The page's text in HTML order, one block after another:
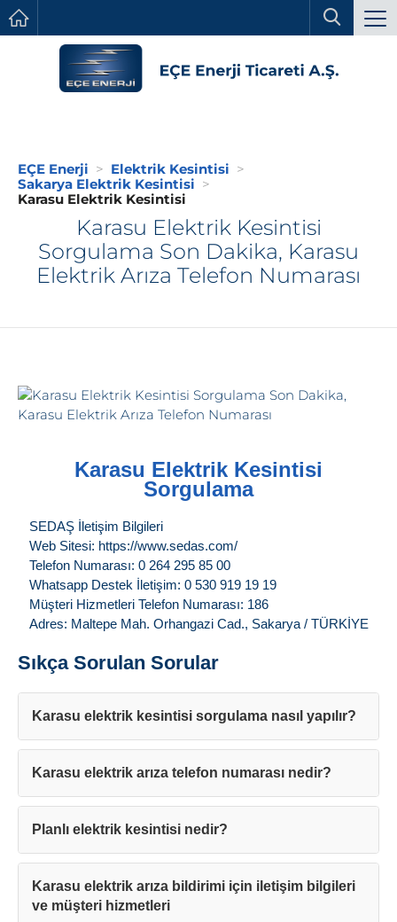
EÇE Enerji
Elektrik Kesintisi
Sakarya Elektrik Kesintisi
Karasu Elektrik Kesintisi
Karasu Elektrik Kesintisi
Sorgulama Son Dakika, Karasu
Elektrik Arıza Telefon Numarası
Karasu Elektrik Kesintisi
Sorgulama
SEDAŞ İletişim Bilgileri
Web Sitesi: https://www.sedas.com/
Telefon Numarası: 0 264 295 85 00
Whatsapp Destek İletişim: 0 530 919 19 19
Müşteri Hizmetleri Telefon Numarası: 186
Adres: Maltepe Mah. Orhangazi Cad., Sakarya / TÜRKİYE
Sıkça Sorulan Sorular
Karasu elektrik kesintisi sorgulama nasıl yapılır?
Karasu elektrik arıza telefon numarası nedir?
Planlı elektrik kesintisi nedir?
Karasu elektrik arıza bildirimi için iletişim bilgileri
ve müşteri hizmetleri